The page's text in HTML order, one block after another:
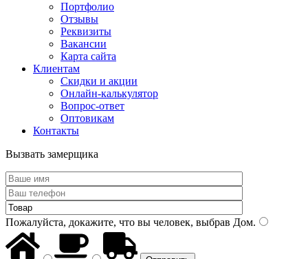
Портфолио
Отзывы
Реквизиты
Вакансии
Карта сайта
Клиентам
Скидки и акции
Онлайн-калькулятор
Вопрос-ответ
Оптовикам
Контакты
Вызвать замерщика
Пожалуйста, докажите, что вы человек, выбрав Дом.